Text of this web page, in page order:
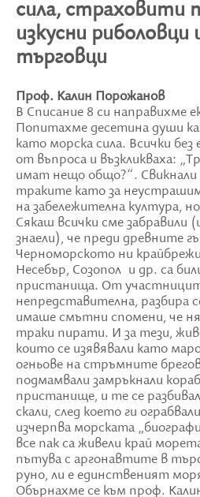
сила, страховити
изкусни риболовци
търговци
Проф. Калин Порожанов
В Списание 8 си направихме
Попитахме десетина души
като морска сила. Всички без
от въпроса и възкликваха:
имат нещо общо?“. Свикнали
траките като за
на забележителна култура,
Сякаш всички сме забравили
знаели), че преди древните
Черноморското ни
Несебър, Созопол и др. са
пристанища. От
непредставителна, разбира
имаше смътни спомени, че
траки пирати. И за тези,
които се изявявали като
огньове на стръмните
подмамвали замръкнали
пристанище, и те се
скали, след което ги
изчерпва морската
все пак са живели край
пътува с аргонавтите в
руно, ли е единственият
Обърнахме се към проф.